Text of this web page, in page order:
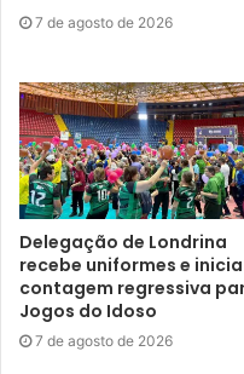
Equipes com maquinários
Pinhão. Foto: Divulgação
A previsão é que todos
pronto e contando com
prazo de até 30 dias,
de pavimento está sendo
que faz o transporte e
Companhia Municipal de
fica responsável por
sua vez, a Secretaria
(SMOP) fiscaliza e
7 de agosto de 2026
Delegação de Londrina
recebe uniformes e inicia
contagem regressiva
Jogos do Idoso
7 de agosto de 2026